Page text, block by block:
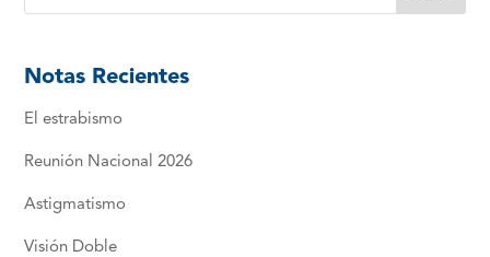
Notas Recientes
El estrabismo
Reunión Nacional 2026
Astigmatismo
Visión Doble